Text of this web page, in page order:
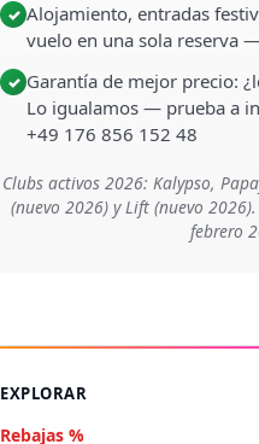
✓ Alojamiento, entradas
vuelo en una sola reserva
✓ Garantía de mejor precio:
Lo igualamos — prueba a
+49 176 856 152 48
Clubs activos 2026: Kalypso,
(nuevo 2026) y Lift (nuevo
febrero
EXPLORAR
Rebajas %